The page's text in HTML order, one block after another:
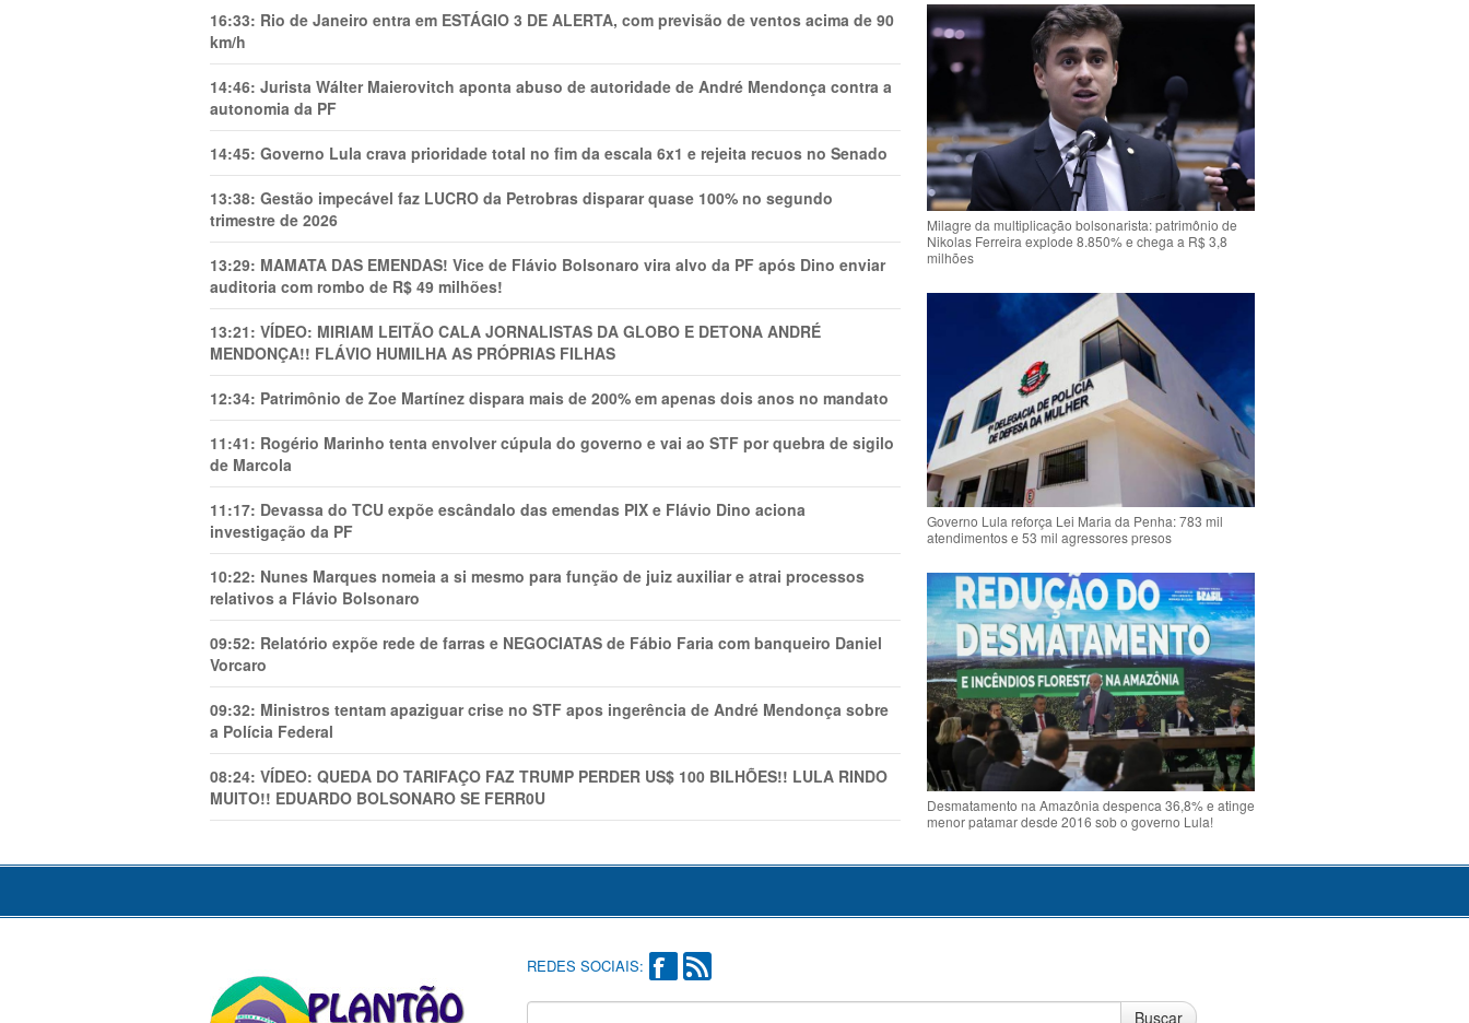
16:33: Rio de Janeiro entra em ESTÁGIO 3 DE ALERTA, com previsão de ventos acima de 90
km/h
14:46: Jurista Wálter Maierovitch aponta abuso de autoridade de André Mendonça contra a
autonomia da PF
14:45: Governo Lula crava prioridade total no fim da escala 6x1 e rejeita recuos no Senado
13:38: Gestão impecável faz LUCRO da Petrobras disparar quase 100% no segundo
trimestre de 2026
13:29: MAMATA DAS EMENDAS! Vice de Flávio Bolsonaro vira alvo da PF após Dino enviar
auditoria com rombo de R$ 49 milhões!
13:21: VÍDEO: MIRIAM LEITÃO CALA JORNALISTAS DA GLOBO E DETONA ANDRÉ
MENDONÇA!! FLÁVIO HUMILHA AS PRÓPRIAS FILHAS
12:34: Patrimônio de Zoe Martínez dispara mais de 200% em apenas dois anos no mandato
11:41: Rogério Marinho tenta envolver cúpula do governo e vai ao STF por quebra de sigilo
de Marcola
11:17: Devassa do TCU expõe escândalo das emendas PIX e Flávio Dino aciona
investigação da PF
10:22: Nunes Marques nomeia a si mesmo para função de juiz auxiliar e atrai processos
relativos a Flávio Bolsonaro
09:52: Relatório expõe rede de farras e NEGOCIATAS de Fábio Faria com banqueiro Daniel
Vorcaro
09:32: Ministros tentam apaziguar crise no STF apos ingerência de André Mendonça sobre
a Polícia Federal
08:24: VÍDEO: QUEDA DO TARIFAÇO FAZ TRUMP PERDER US$ 100 BILHÕES!! LULA RINDO
MUITO!! EDUARDO BOLSONARO SE FERR0U
Milagre da multiplicação bolsonarista: patrimônio de
Nikolas Ferreira explode 8.850% e chega a R$ 3,8
milhões
Governo Lula reforça Lei Maria da Penha: 783 mil
atendimentos e 53 mil agressores presos
Desmatamento na Amazônia despenca 36,8% e atinge
menor patamar desde 2016 sob o governo Lula!
REDES SOCIAIS:
Buscar